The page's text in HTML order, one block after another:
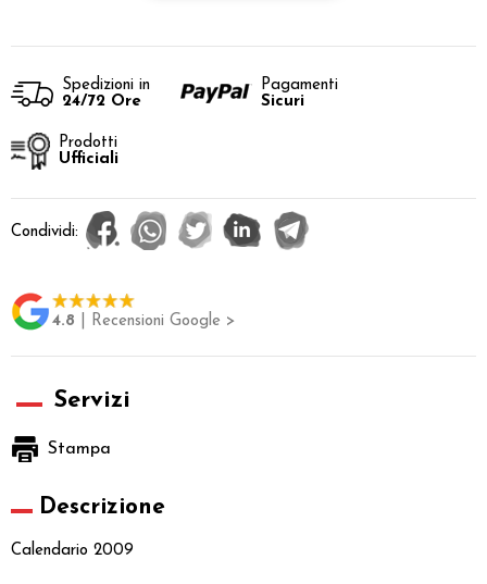
Spedizioni in
24/72 Ore
Pagamenti
Sicuri
Prodotti
Ufficiali
Condividi:
4.8 | Recensioni Google >
Servizi
Stampa
Descrizione
Calendario 2009